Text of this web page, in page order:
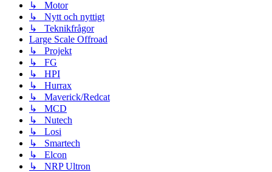
↳ Motor
↳ Nytt och nyttigt
↳ Teknikfrågor
Large Scale Offroad
↳ Projekt
↳ FG
↳ HPI
↳ Hurrax
↳ Maverick/Redcat
↳ MCD
↳ Nutech
↳ Losi
↳ Smartech
↳ Elcon
↳ NRP Ultron